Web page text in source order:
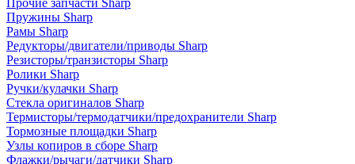
Прочие запчасти Sharp
Пружины Sharp
Рамы Sharp
Редукторы/двигатели/приводы Sharp
Резисторы/транзисторы Sharp
Ролики Sharp
Ручки/кулачки Sharp
Стекла оригиналов Sharp
Термисторы/термодатчики/предохранители Sharp
Тормозные площадки Sharp
Узлы копиров в сборе Sharp
Флажки/рычаги/датчики Sharp